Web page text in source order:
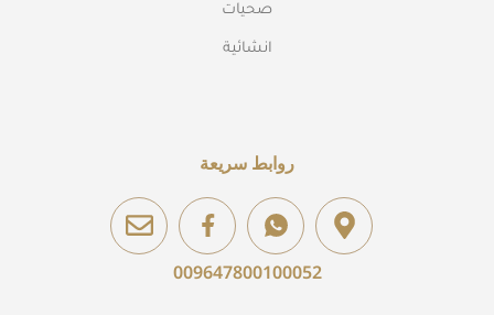
صحيات
انشائية
روابط سريعة
009647800100052